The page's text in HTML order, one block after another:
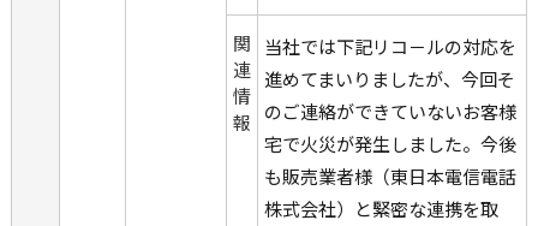
関
連
情
報
当社では下記リコ－ルの対応を
進めてまいりましたが、今回そ
のご連絡ができていないお客様
宅で火災が発生しました。今後
も販売業者様（東日本電信電話
株式会社）と緊密な連携を取